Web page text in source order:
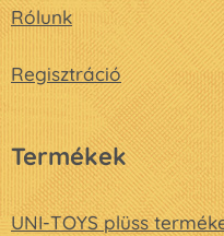
Rólunk
Regisztráció
Termékek
UNI-TOYS plüss